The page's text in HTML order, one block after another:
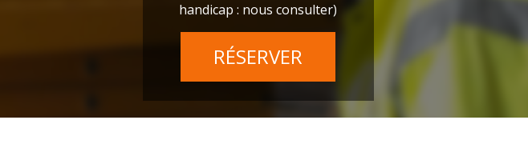
handicap : nous consulter)
RÉSERVER